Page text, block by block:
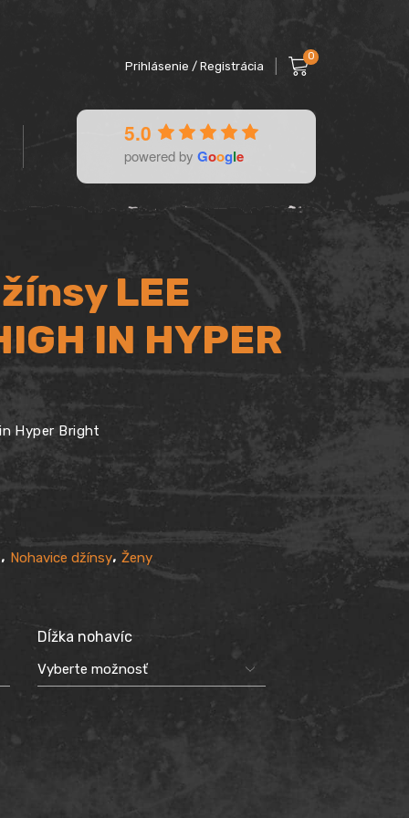
Prihlásenie / Registrácia
0
5.0
powered by Google
LEE
IN HYPER
Hyper Bright
, Nohavice džínsy, Ženy
Dĺžka nohavíc